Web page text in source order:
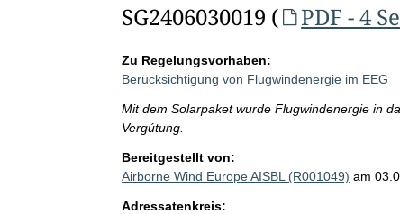
SG2406030019 (
PDF - 4
Zu Regelungsvorhaben:
Berücksichtigung von Flugwindenergie im EEG
Mit dem Solarpaket wurde Flugwindenergie in
Vergútung.
Bereitgestellt von:
Airborne Wind Europe AISBL (R001049) am
Adressatenkreis: